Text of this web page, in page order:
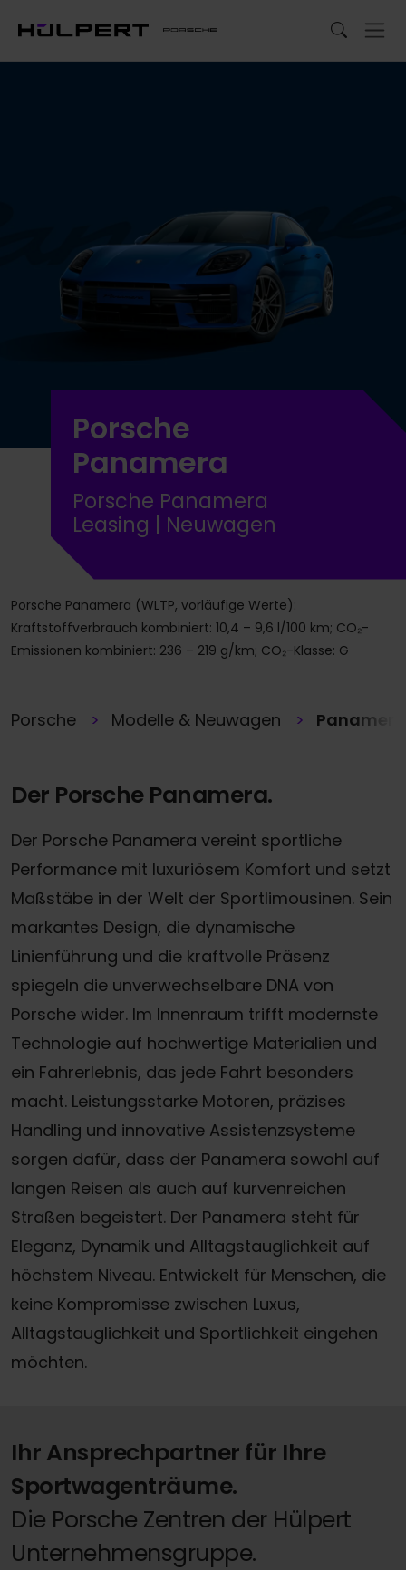
Porsche
Panamera
Porsche Panamera
Leasing | Neuwagen
Porsche Panamera (WLTP, vorläufige Werte):
Kraftstoffverbrauch kombiniert: 10,4 – 9,6 l/100 km; CO₂-
Emissionen kombiniert: 236 – 219 g/km; CO₂-Klasse: G
Porsche Modelle & Neuwagen Panamera
Der Porsche Panamera.
Der Porsche Panamera vereint sportliche
Performance mit luxuriösem Komfort und setzt
Maßstäbe in der Welt der Sportlimousinen. Sein
markantes Design, die dynamische
Linienführung und die kraftvolle Präsenz
spiegeln die unverwechselbare DNA von
Porsche wider. Im Innenraum trifft modernste
Technologie auf hochwertige Materialien und
ein Fahrerlebnis, das jede Fahrt besonders
macht. Leistungsstarke Motoren, präzises
Handling und innovative Assistenzsysteme
sorgen dafür, dass der Panamera sowohl auf
langen Reisen als auch auf kurvenreichen
Straßen begeistert. Der Panamera steht für
Eleganz, Dynamik und Alltagstauglichkeit auf
höchstem Niveau. Entwickelt für Menschen, die
keine Kompromisse zwischen Luxus,
Alltagstauglichkeit und Sportlichkeit eingehen
möchten.
Ihr Ansprechpartner für Ihre
Sportwagenträume.
Die Porsche Zentren der Hülpert
Unternehmensgruppe.